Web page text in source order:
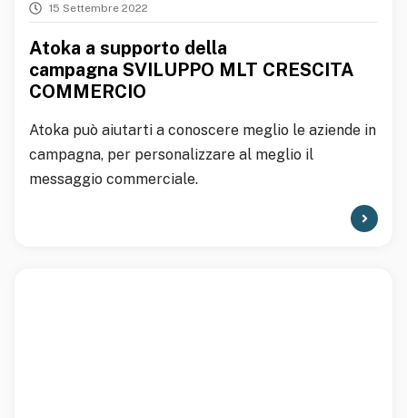
15 Settembre 2022
Atoka a supporto della
campagna SVILUPPO MLT CRESCITA
COMMERCIO
Atoka può aiutarti a conoscere meglio le aziende in
campagna, per personalizzare al meglio il
messaggio commerciale.